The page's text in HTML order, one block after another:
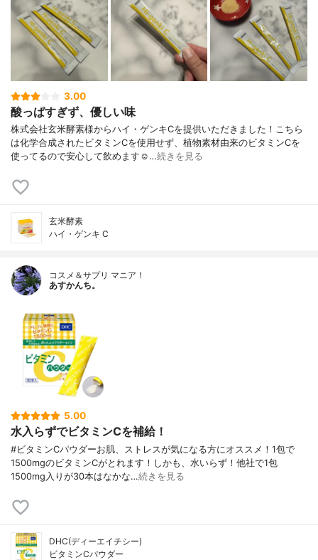
3.00
酸っぱすぎず、優しい味
株式会社玄米酵素様からハイ・ゲンキCを提供いただきました！こちら
は化学合成されたビタミンCを使用せず、植物素材由来のビタミンCを
使ってるので安心して飲めます☺︎…続きを見る
玄米酵素
ハイ・ゲンキ C
コスメ＆サプリ マニア！
あすかんち。
5.00
水入らずでビタミンCを補給！
#ビタミンCパウダーお肌、ストレスが気になる方にオススメ！1包で
1500mgのビタミンCがとれます！しかも、水いらず！他社で1包
1500mg入りが30本はなかな…続きを見る
DHC(ディーエイチシー)
ビタミンCパウダー